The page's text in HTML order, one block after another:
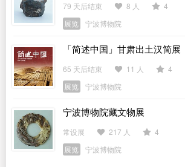
79 天后结束 8 人
4
展览
宁波博物院
「简述中国」甘肃出土汉简展
65 天后结束 11 人
4
展览
宁波博物院
宁波博物院藏文物展
常设展 217 人
4
展览
宁波博物院